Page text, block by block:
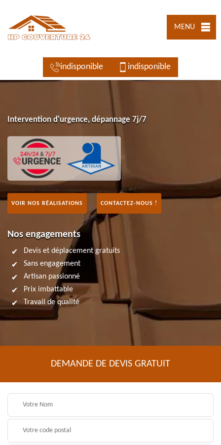
MENU
indisponible indisponible
Intervention d'urgence, dépannage 7j/7
VOIR NOS RÉALISATIONS CONTACTEZ-NOUS !
Nos engagements
Devis et déplacement gratuits
Sans engagement
Artisan passionné
Prix imbattable
Travail de qualité
DEMANDE DE DEVIS GRATUIT